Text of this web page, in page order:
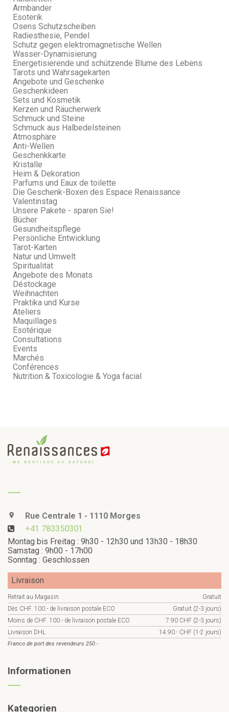
Armbänder
Esoterik
Osens Schutzscheiben
Radiesthesie, Pendel
Schutz gegen elektromagnetische Wellen
Wasser-Dynamisierung
Energetisierende und schützende Blume des Lebens
Tarots und Wahrsagekarten
Angebote und Geschenke
Geschenkideen
Sets und Kosmetik
Kerzen und Räucherwerk
Schmuck und Steine
Schmuck aus Halbedelsteinen
Atmosphäre
Anti-Wellen
Geschenkkarte
Kristalle
Heim & Dekoration
Parfums und Eaux de toilette
Die Geschenk-Boxen des Espace Renaissance
Valentinstag
Unsere Pakete - sparen Sie!
Bücher
Gesundheitspflege
Persönliche Entwicklung
Tarot-Karten
Natur und Umwelt
Spiritualität
Angebote des Monats
Déstockage
Weihnachten
Praktika und Kurse
Ateliers
Maquillages
Esotérique
Consultations
Events
Marchés
Conférences
Nutrition & Toxicologie & Yoga facial
Rue Centrale 1 - 1110 Morges
+41 783350301
Montag bis Freitag : 9h30 - 12h30 und 13h30 - 18h30
Samstag : 9h00 - 17h00
Sonntag : Geschlossen
Livraison
Retrait au Magasin
Gratuit
Dès CHF. 100.- de livraison postale ECO
Gratuit (2-3 jours)
Moins de CHF. 100.- de livraison postale ECO
7.90 CHF (2-3 jours)
Livraison DHL
14.90.- CHF (1-2 jours)
Franco de port des revendeurs 250.-
Informationen
Kategorien